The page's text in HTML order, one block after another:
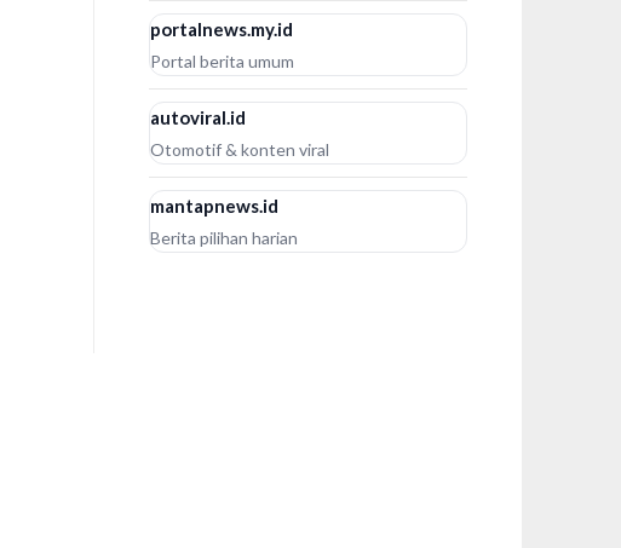
portalnews.my.id
Portal berita umum
autoviral.id
Otomotif & konten viral
mantapnews.id
Berita pilihan harian